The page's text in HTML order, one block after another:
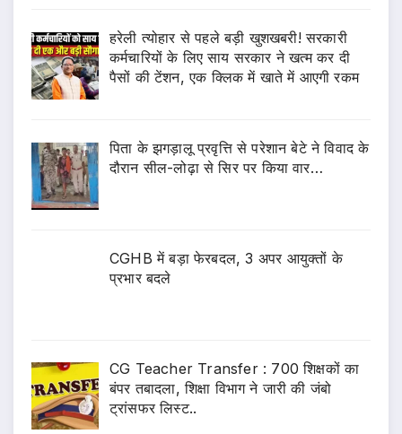
हरेली त्योहार से पहले बड़ी खुशखबरी! सरकारी
कर्मचारियों के लिए साय सरकार ने खत्म कर दी
पैसों की टेंशन, एक क्लिक में खाते में आएगी रकम
पिता के झगड़ालू प्रवृत्ति से परेशान बेटे ने विवाद के
दौरान सील-लोढ़ा से सिर पर किया वार…
CGHB में बड़ा फेरबदल, 3 अपर आयुक्तों के
प्रभार बदले
CG Teacher Transfer : 700 शिक्षकों का
बंपर तबादला, शिक्षा विभाग ने जारी की जंबो
ट्रांसफर लिस्ट..